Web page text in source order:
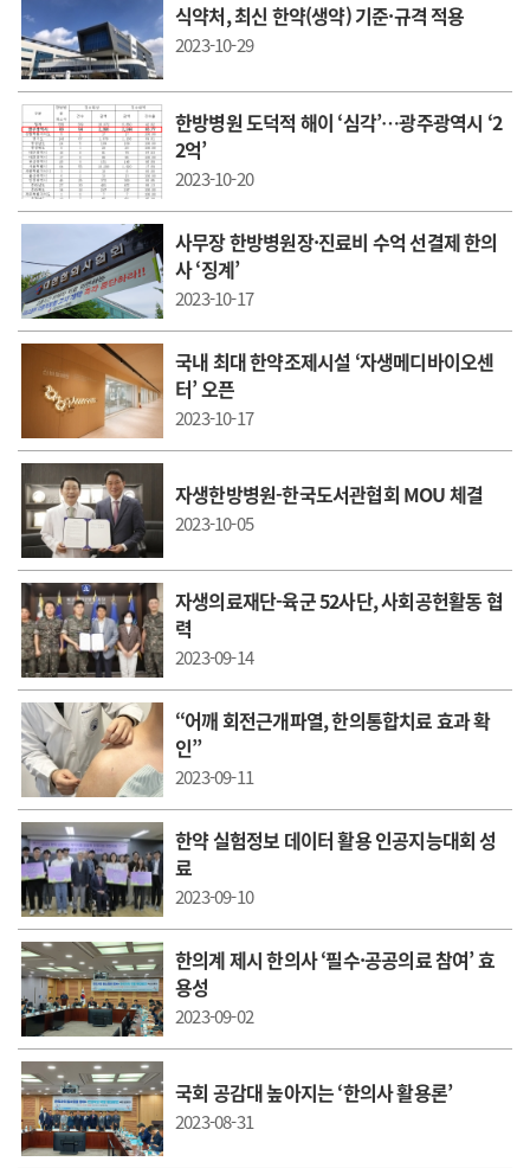
식약처, 최신 한약(생약) 기준·규격 적용
2023-10-29
한방병원 도덕적 해이 ‘심각’…광주광역시 ‘2
2억’
2023-10-20
사무장 한방병원장·진료비 수억 선결제 한의
사 ‘징계’
2023-10-17
국내 최대 한약조제시설 ‘자생메디바이오센
터’ 오픈
2023-10-17
자생한방병원-한국도서관협회 MOU 체결
2023-10-05
자생의료재단-육군 52사단, 사회공헌활동 협
력
2023-09-14
“어깨 회전근개파열, 한의통합치료 효과 확
인”
2023-09-11
한약 실험정보 데이터 활용 인공지능대회 성
료
2023-09-10
한의계 제시 한의사 ‘필수·공공의료 참여’ 효
용성
2023-09-02
국회 공감대 높아지는 ‘한의사 활용론’
2023-08-31